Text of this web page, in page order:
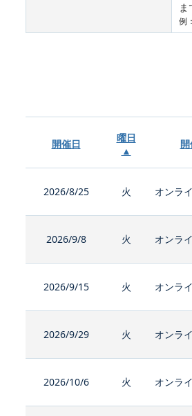
ま
例
開催日
曜日
▲
2026/8/25 火 オンラ
2026/9/8 火 オンラ
2026/9/15 火 オンラ
2026/9/29 火 オンラ
2026/10/6 火 オンラ